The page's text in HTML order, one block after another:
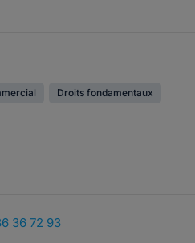
Droits fondamentaux
36 72 93